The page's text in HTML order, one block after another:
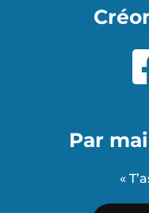
Par
«